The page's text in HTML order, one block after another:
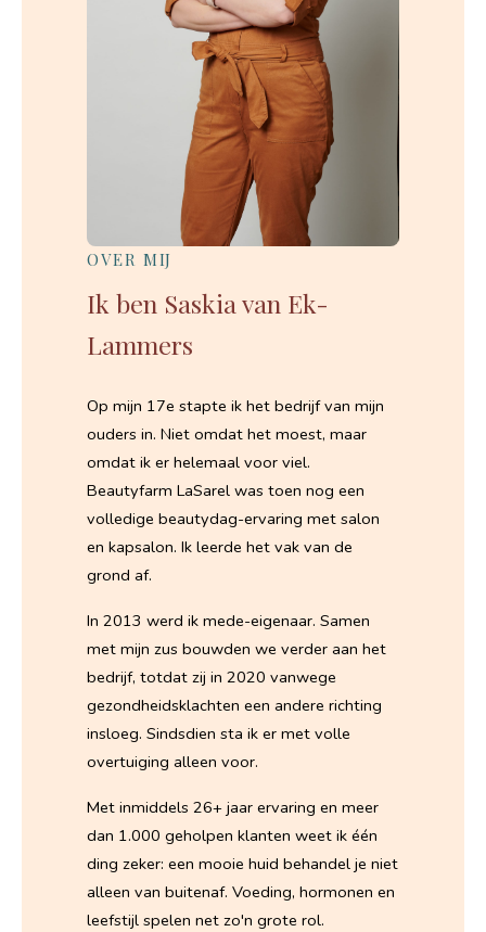
OVER MIJ
Ik ben Saskia van Ek-
Lammers
Op mijn 17e stapte ik het bedrijf van mijn
ouders in. Niet omdat het moest, maar
omdat ik er helemaal voor viel.
Beautyfarm LaSarel was toen nog een
volledige beautydag-ervaring met salon
en kapsalon. Ik leerde het vak van de
grond af.
In 2013 werd ik mede-eigenaar. Samen
met mijn zus bouwden we verder aan het
bedrijf, totdat zij in 2020 vanwege
gezondheidsklachten een andere richting
insloeg. Sindsdien sta ik er met volle
overtuiging alleen voor.
Met inmiddels 26+ jaar ervaring en meer
dan 1.000 geholpen klanten weet ik één
ding zeker: een mooie huid behandel je niet
alleen van buitenaf. Voeding, hormonen en
leefstijl spelen net zo'n grote rol.